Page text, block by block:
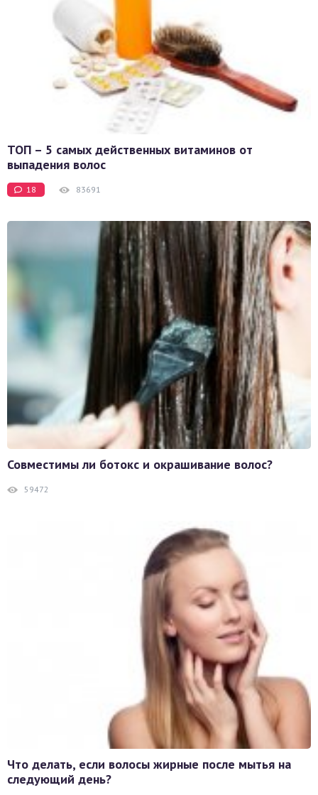
ТОП – 5 самых действенных витаминов от
выпадения волос
18 83691
Совместимы ли ботокс и окрашивание волос?
59472
Что делать, если волосы жирные после мытья на
следующий день?